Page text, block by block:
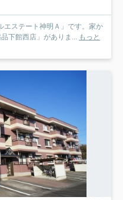
エステート神明Ａ」です。家か
下館西店」がありま... もっと